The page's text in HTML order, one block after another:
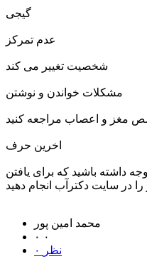
گیجی
عدم تمرکز
شخصیت تغییر می کند
مشکلات خواندن و نوشتن
اخرین حرف
باشید که برای یافتن
محمد امین پور
۰ ۰
۰ نظر